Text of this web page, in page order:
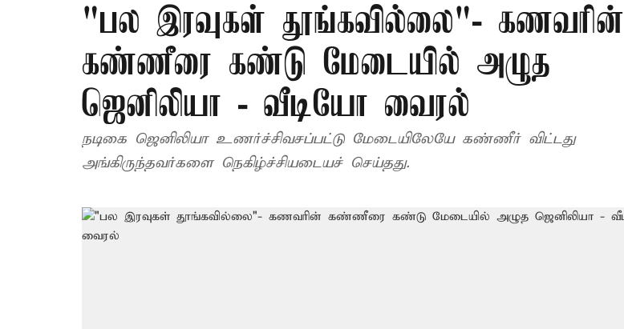
"பல இரவுகள் தூங்கவில்லை"- கணவரின்
கண்ணீரை கண்டு மேடையில் அழுத
ஜெனிலியா - வீடியோ வைரல்
நடிகை ஜெனிலியா உணர்ச்சிவசப்பட்டு மேடையிலேயே கண்ணீர் விட்டது
அங்கிருந்தவர்களை நெகிழ்ச்சியடையச் செய்தது.